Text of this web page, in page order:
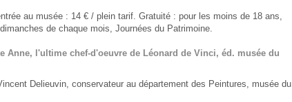
au musée : 14 € / plein tarif. Gratuité : pour les moins de 18 ans,
de chaque mois, Journées du Patrimoine.
Anne, l'ultime chef-d'oeuvre de Léonard de Vinci, éd. musée du
Delieuvin, conservateur au département des Peintures, musée du